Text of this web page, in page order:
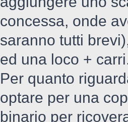
concessa, onde
saranno tutti
ed una loco +
Per quanto
optare per una
binario per